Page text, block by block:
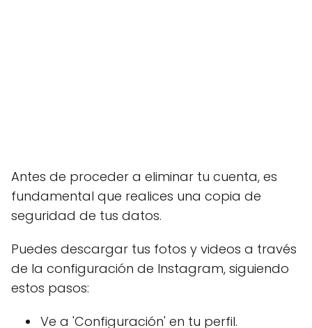
Antes de proceder a eliminar tu cuenta, es
fundamental que realices una copia de
seguridad de tus datos.
Puedes descargar tus fotos y videos a través
de la configuración de Instagram, siguiendo
estos pasos:
Ve a 'Configuración' en tu perfil.